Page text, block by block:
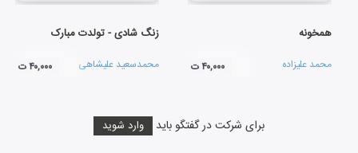
همخونه
محمد علیزاده ۴۰,۰۰۰ ت
زنگ شادی - تولدت مبارک
محمدسعید علیشاهی ۴۰,۰۰۰ ت
برای شرکت در گفتگو باید وارد شوید